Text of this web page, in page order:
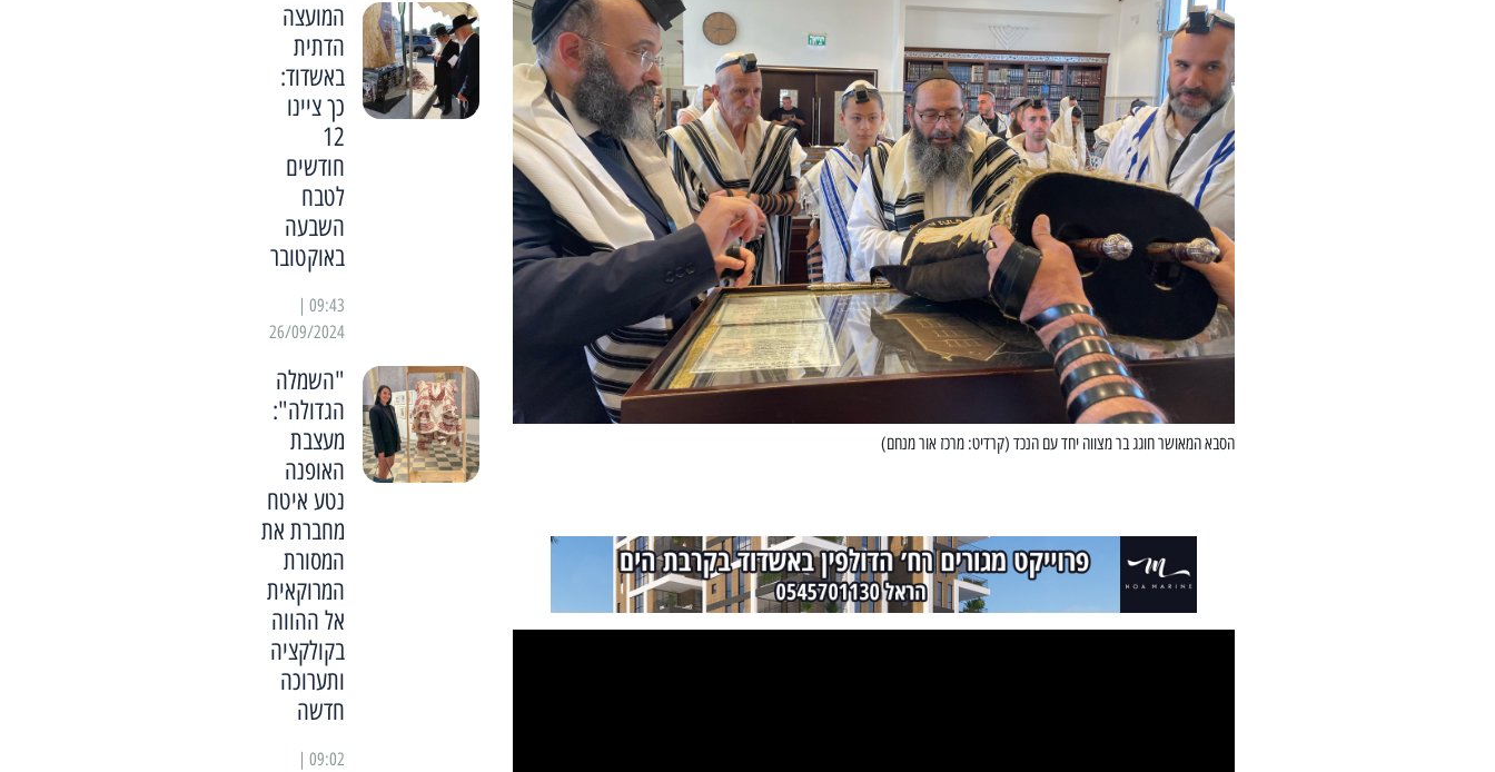
הסבא המאושר חוגג בר מצווה יחד עם הנכד (קרדיט: מרכז אור מנחם)
המועצה
הדתית
באשדוד:
כך ציינו
12
חודשים
לטבח
השבעה
באוקטובר
26/09/2024
"השמלה
הגדולה":
מעצבת
האופנה
נטע איטח
מחברת את
המסורת
המרוקאית
אל ההווה
בקולקציה
ותערוכה
חדשה